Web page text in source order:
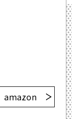
amazon